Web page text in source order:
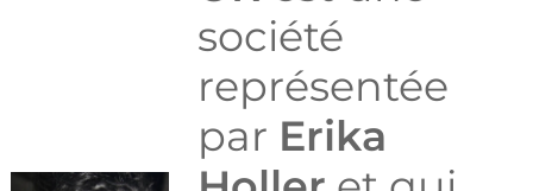
société
représentée
par Erika